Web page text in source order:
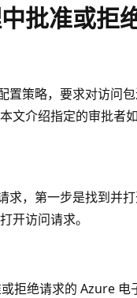
批准或拒
置策略，要求对访问
文介绍指定的审批者
求，第一步是找到并
开访问请求。
拒绝请求的 Azure 电